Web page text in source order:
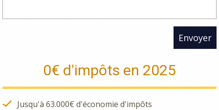
Envoyer
0€ d'impôts en 2025
Jusqu'à 63.000€ d'économie d'impôts